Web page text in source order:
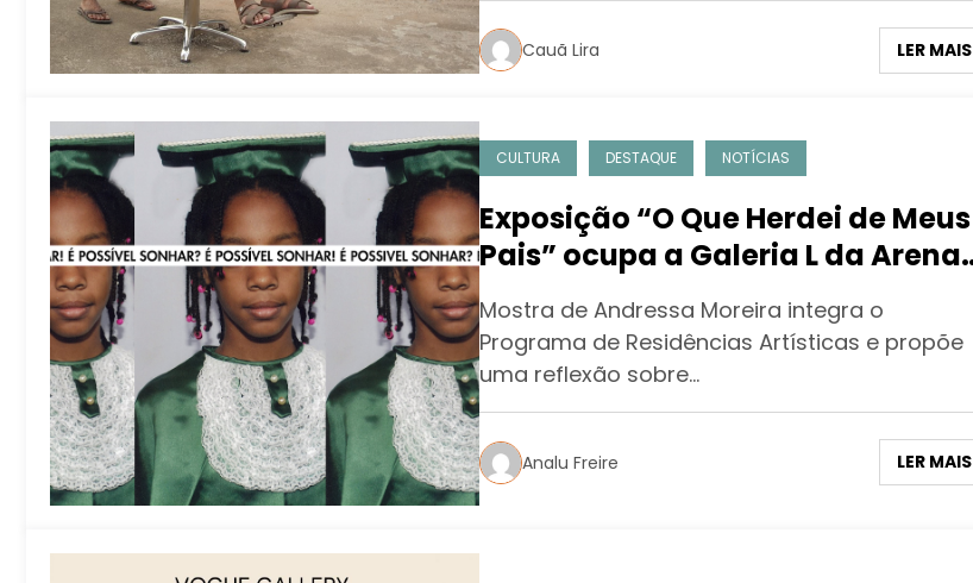
Cauã Lira LER MAIS
CULTURA DESTAQUE NOTÍCIAS
Exposição “O Que Herdei de Meus
Pais” ocupa a Galeria L da Arena
Cultural Dicró
Mostra de Andressa Moreira integra o
Programa de Residências Artísticas e propõe
uma reflexão sobre…
Analu Freire LER MAIS